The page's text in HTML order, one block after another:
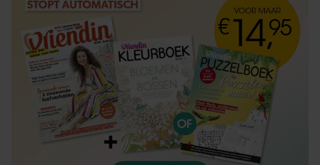
partners voor social media, adverteren en analyse. Deze
partners kunnen deze gegevens combineren met andere
informatie die u aan ze heeft verstrekt of die ze hebben
verzameld op basis van uw gebruik van hun services. U
gaat akkoord met onze cookies als u onze website blijft
gebruiken.